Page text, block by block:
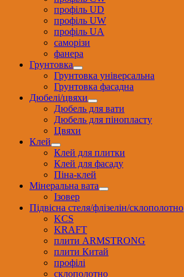
профіль UD
профіль UW
профіль UА
саморізи
фанера
Грунтовка
Грунтовка універсальна
Грунтовка фасадна
Дюбелі/цвяхи
Дюбель для вати
Дюбель для пінопласту
Цвяхи
Клей
Клей для плитки
Клей для фасаду
Піна-клей
Мінеральна вата
Ізовер
Підвісна стеля/флізелін/склополотно
KCS
KRAFT
плити ARMSTRONG
плити Китай
профілі
склополотно